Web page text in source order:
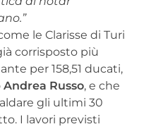
le Clarisse di Turi
corrisposto più
per 158,51 ducati,
Andrea Russo, e che
gli ultimi 30
I lavori previsti